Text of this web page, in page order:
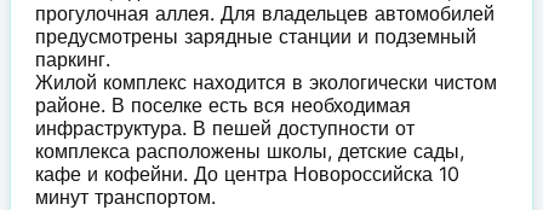
прогулочная аллея. Для владельцев автомобилей
предусмотрены зарядные станции и подземный
паркинг.
Жилой комплекс находится в экологически чистом
районе. В поселке есть вся необходимая
инфраструктура. В пешей доступности от
комплекса расположены школы, детские сады,
кафе и кофейни. До центра Новороссийска 10
минут транспортом.